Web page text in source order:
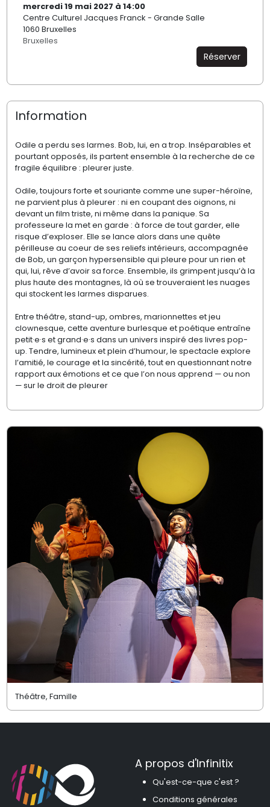
mercredi 19 mai 2027 à 14:00
Centre Culturel Jacques Franck - Grande Salle
1060 Bruxelles
Bruxelles
Réserver
Information
Odile a perdu ses larmes. Bob, lui, en a trop. Inséparables et
pourtant opposés, ils partent ensemble à la recherche de ce
fragile équilibre : pleurer juste.
Odile, toujours forte et souriante comme une super-héroïne,
ne parvient plus à pleurer : ni en coupant des oignons, ni
devant un film triste, ni même dans la panique. Sa
professeure la met en garde : à force de tout garder, elle
risque d’exploser. Elle se lance alors dans une quête
périlleuse au coeur de ses reliefs intérieurs, accompagnée
de Bob, un garçon hypersensible qui pleure pour un rien et
qui, lui, rêve d’avoir sa force. Ensemble, ils grimpent jusqu’à la
plus haute des montagnes, là où se trouveraient les nuages
qui stockent les larmes disparues.
Entre théâtre, stand-up, ombres, marionnettes et jeu
clownesque, cette aventure burlesque et poétique entraîne
petit·e·s et grand·e·s dans un univers inspiré des livres pop-
up. Tendre, lumineux et plein d’humour, le spectacle explore
l’amitié, le courage et la sincérité, tout en questionnant notre
rapport aux émotions et ce que l’on nous apprend — ou non
— sur le droit de pleurer
Théâtre, Famille
A propos d'Infinitix
Qu'est-ce-que c'est ?
Conditions générales